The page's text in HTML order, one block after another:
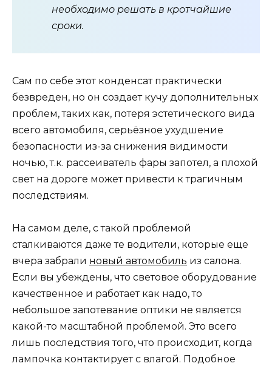
необходимо решать в кротчайшие
сроки.
Сам по себе этот конденсат практически
безвреден, но он создает кучу дополнительных
проблем, таких как, потеря эстетического вида
всего автомобиля, серьёзное ухудшение
безопасности из-за снижения видимости
ночью, т.к. рассеиватель фары запотел, а плохой
свет на дороге может привести к трагичным
последствиям.
На самом деле, с такой проблемой
сталкиваются даже те водители, которые еще
вчера забрали новый автомобиль из салона.
Если вы убеждены, что световое оборудование
качественное и работает как надо, то
небольшое запотевание оптики не является
какой-то масштабной проблемой. Это всего
лишь последствия того, что происходит, когда
лампочка контактирует с влагой. Подобное